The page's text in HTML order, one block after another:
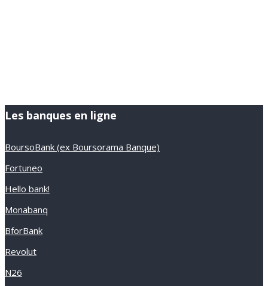
Les banques en ligne
BoursoBank (ex Boursorama Banque)
Fortuneo
Hello bank!
Monabanq
BforBank
Revolut
N26